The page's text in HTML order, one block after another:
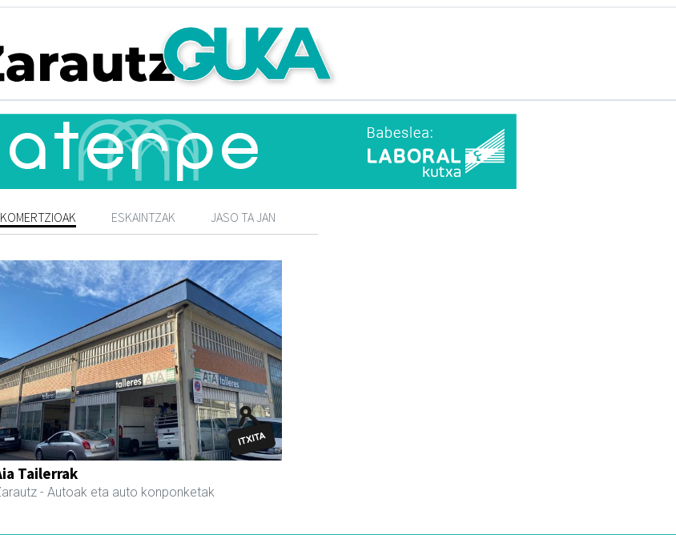
KOMERTZIOAK ESKAINTZAK JASO TA JAN
Tailerrak
- Autoak eta auto konponketak